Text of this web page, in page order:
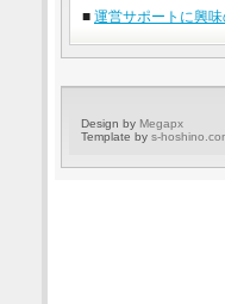
■ 運営サポートに興
Design by Megapx
Template by s-